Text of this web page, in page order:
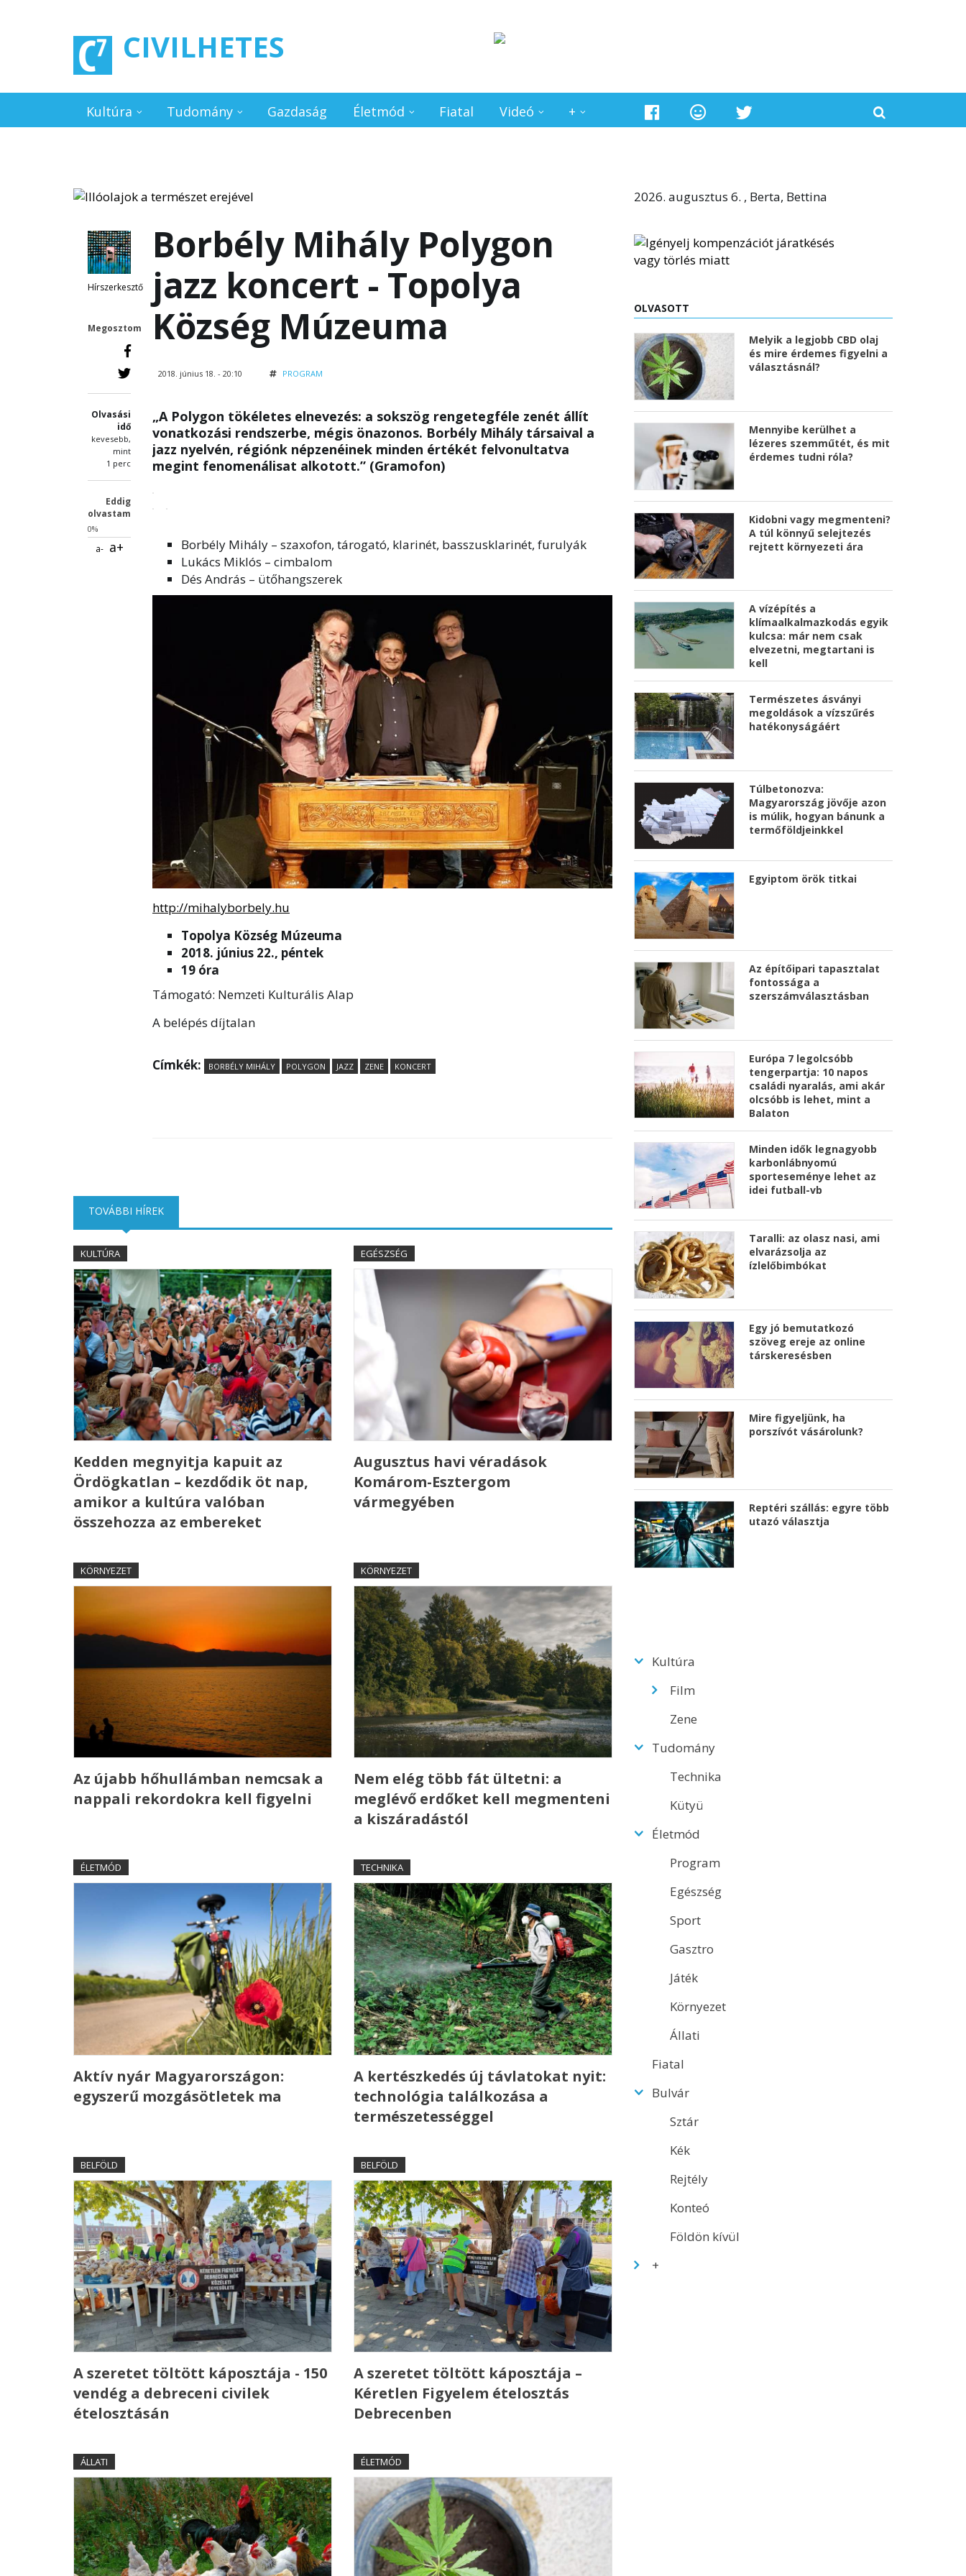
CIVILHETES
Kultúra Tudomány Gazdaság Életmód Fiatal Videó +
Hírszerkesztő
Megosztom
Olvasási
idő
kevesebb,
mint
1 perc
Eddig
olvastam
0%
a- a+
Borbély Mihály Polygon
jazz koncert - Topolya
Község Múzeuma
2018. június 18. - 20:10 PROGRAM
„A Polygon tökéletes elnevezés: a sokszög rengetegféle zenét állít
vonatkozási rendszerbe, mégis önazonos. Borbély Mihály társaival a
jazz nyelvén, régiónk népzenéinek minden értékét felvonultatva
megint fenomenálisat alkotott.” (Gramofon)
Borbély Mihály – szaxofon, tárogató, klarinét, basszusklarinét, furulyák
Lukács Miklós – cimbalom
Dés András – ütőhangszerek
http://mihalyborbely.hu
Topolya Község Múzeuma
2018. június 22., péntek
19 óra
Támogató: Nemzeti Kulturális Alap
A belépés díjtalan
Címkék: BORBÉLY MIHÁLY POLYGON JAZZ ZENE KONCERT
TOVÁBBI HÍREK
KULTÚRA
Kedden megnyitja kapuit az
Ördögkatlan – kezdődik öt nap,
amikor a kultúra valóban
összehozza az embereket
EGÉSZSÉG
Augusztus havi véradások
Komárom-Esztergom
vármegyében
KÖRNYEZET
Az újabb hőhullámban nemcsak a
nappali rekordokra kell figyelni
KÖRNYEZET
Nem elég több fát ültetni: a
meglévő erdőket kell megmenteni
a kiszáradástól
ÉLETMÓD
Aktív nyár Magyarországon:
egyszerű mozgásötletek ma
TECHNIKA
A kertészkedés új távlatokat nyit:
technológia találkozása a
természetességgel
BELFÖLD
A szeretet töltött káposztája - 150
vendég a debreceni civilek
ételosztásán
BELFÖLD
A szeretet töltött káposztája –
Kéretlen Figyelem ételosztás
Debrecenben
ÁLLATI ÉLETMÓD
2026. augusztus 6. , Berta, Bettina
OLVASOTT
Melyik a legjobb CBD olaj
és mire érdemes figyelni a
választásnál?
Mennyibe kerülhet a
lézeres szemműtét, és mit
érdemes tudni róla?
Kidobni vagy megmenteni?
A túl könnyű selejtezés
rejtett környezeti ára
A vízépítés a
klímaalkalmazkodás egyik
kulcsa: már nem csak
elvezetni, megtartani is
kell
Természetes ásványi
megoldások a vízszűrés
hatékonyságáért
Túlbetonozva:
Magyarország jövője azon
is múlik, hogyan bánunk a
termőföldjeinkkel
Egyiptom örök titkai
Az építőipari tapasztalat
fontossága a
szerszámválasztásban
Európa 7 legolcsóbb
tengerpartja: 10 napos
családi nyaralás, ami akár
olcsóbb is lehet, mint a
Balaton
Minden idők legnagyobb
karbonlábnyomú
sporteseménye lehet az
idei futball-vb
Taralli: az olasz nasi, ami
elvarázsolja az
ízlelőbimbókat
Egy jó bemutatkozó
szöveg ereje az online
társkeresésben
Mire figyeljünk, ha
porszívót vásárolunk?
Reptéri szállás: egyre több
utazó választja
Kultúra
Film
Zene
Tudomány
Technika
Kütyü
Életmód
Program
Egészség
Sport
Gasztro
Játék
Környezet
Állati
Fiatal
Bulvár
Sztár
Kék
Rejtély
Konteó
Földön kívül
+